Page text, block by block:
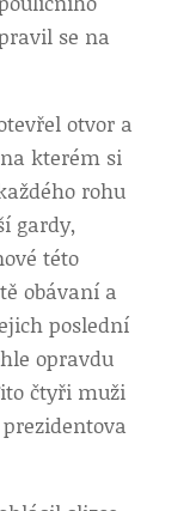
se na
otvor a
kterém si
rohu
gardy,
této
obávaní a
poslední
opravdu
čtyři muži